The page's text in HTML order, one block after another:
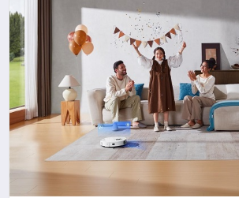
SAĞLIK